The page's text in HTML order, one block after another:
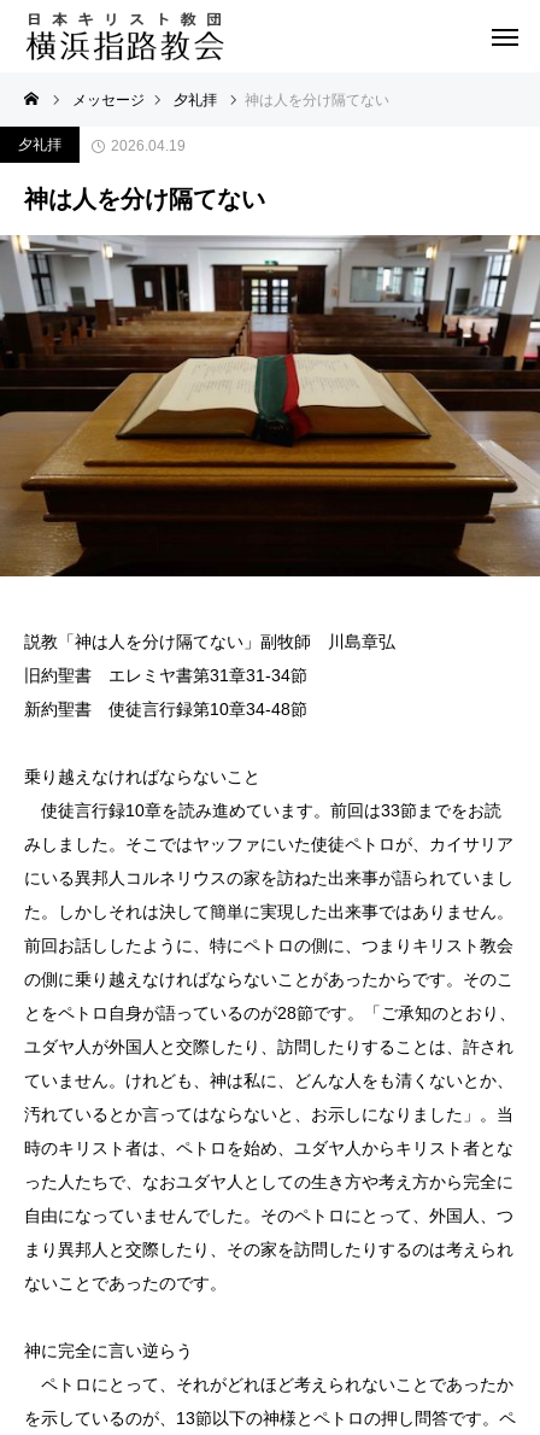
メッセージ 夕礼拝 神は人を分け隔てない
夕礼拝 2026.04.19
神は人を分け隔てない
説教「神は人を分け隔てない」副牧師 川島章弘
旧約聖書 エレミヤ書第31章31-34節
新約聖書 使徒言行録第10章34-48節
乗り越えなければならないこと
使徒言行録10章を読み進めています。前回は33節までをお読
みしました。そこではヤッファにいた使徒ペトロが、カイサリア
にいる異邦人コルネリウスの家を訪ねた出来事が語られていまし
た。しかしそれは決して簡単に実現した出来事ではありません。
前回お話ししたように、特にペトロの側に、つまりキリスト教会
の側に乗り越えなければならないことがあったからです。そのこ
とをペトロ自身が語っているのが28節です。「ご承知のとおり、
ユダヤ人が外国人と交際したり、訪問したりすることは、許され
ていません。けれども、神は私に、どんな人をも清くないとか、
汚れているとか言ってはならないと、お示しになりました」。当
時のキリスト者は、ペトロを始め、ユダヤ人からキリスト者とな
った人たちで、なおユダヤ人としての生き方や考え方から完全に
自由になっていませんでした。そのペトロにとって、外国人、つ
まり異邦人と交際したり、その家を訪問したりするのは考えられ
ないことであったのです。
神に完全に言い逆らう
ペトロにとって、それがどれほど考えられないことであったか
を示しているのが、13節以下の神様とペトロの押し問答です。ペ